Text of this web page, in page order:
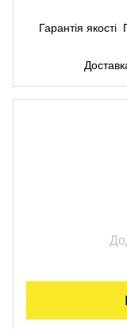
Гарантія якості